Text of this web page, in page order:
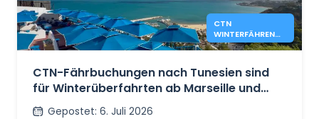
CTN
WINTERFÄHREN
NACH TUNESIEN
UND GENUA
CTN-Fährbuchungen nach Tunesien sind
für Winterüberfahrten ab Marseille und
Genua geöffnet
Gepostet: 6. Juli 2026